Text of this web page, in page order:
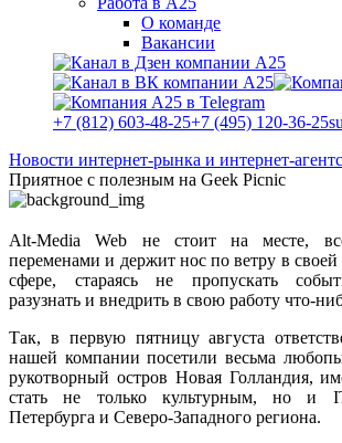
О команде
Вакансии
+7 (812) 603-48-25+7 (495) 120-36-25
Новости интернет-рынка и интернет-
Приятное с полезным на Geek Picnic
Alt-Media Web не стоит на месте,
переменами и держит нос по ветру в
сфере, стараясь не пропускать
разузнать и внедрить в свою работу что-
Так, в первую пятницу августа
нашей компании посетили весьма
рукотворный остров Новая Голландия,
стать не только культурным, но и
Петербурга и Северо-Западного региона.